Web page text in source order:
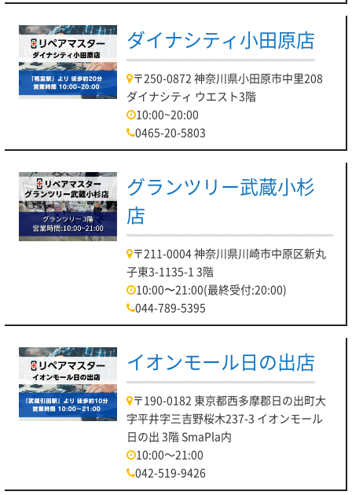
ダイナシティ小田原店
〒250-0872 神奈川県小田原市中里208
ダイナシティ ウエスト3階
10:00~20:00
0465-20-5803
グランツリー武蔵小杉
店
〒211-0004 神奈川県川崎市中原区新丸
子東3-1135-1 3階
10:00〜21:00(最終受付:20:00)
044-789-5395
イオンモール日の出店
〒190-0182 東京都西多摩郡日の出町大
字平井字三吉野桜木237-3 イオンモール
日の出 3階 SmaPla内
10:00～21:00
042-519-9426